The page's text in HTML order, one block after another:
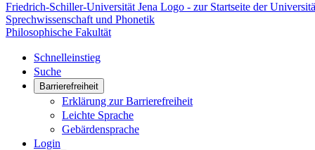
Friedrich-Schiller-Universität Jena Logo - zur Startseite der
Sprechwissenschaft und Phonetik
Philosophische Fakultät
Schnelleinstieg
Suche
Barrierefreiheit
Erklärung zur Barrierefreiheit
Leichte Sprache
Gebärdensprache
Login